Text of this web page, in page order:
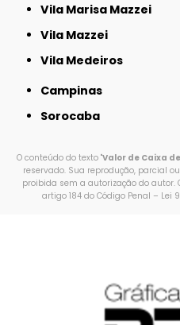
Vila Marisa Mazzei
Vila Mazzei
Vila Medeiros
Campinas
Sorocaba
O conteúdo do texto "Valor de Caixa
reservado. Sua reprodução, parcial
proibida sem a autorização do
artigo 184 do Código Penal – Lei